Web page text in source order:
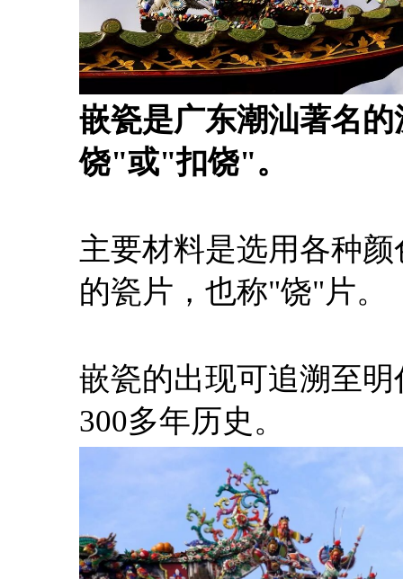
嵌瓷是广东潮汕著名
饶"或"扣饶"。
主要材料是选用各种
的瓷片，也称"饶"片。
嵌瓷的出现可追溯至
300多年历史。